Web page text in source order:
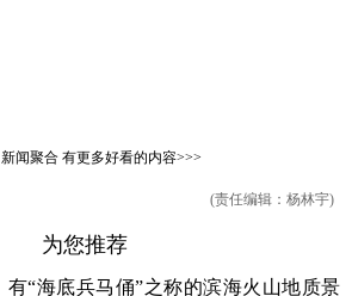
新闻聚合有更多好看的内容>>>
(责任编辑：杨林宇)
为您推荐
有“海底兵马俑”之称的滨海火山地质景